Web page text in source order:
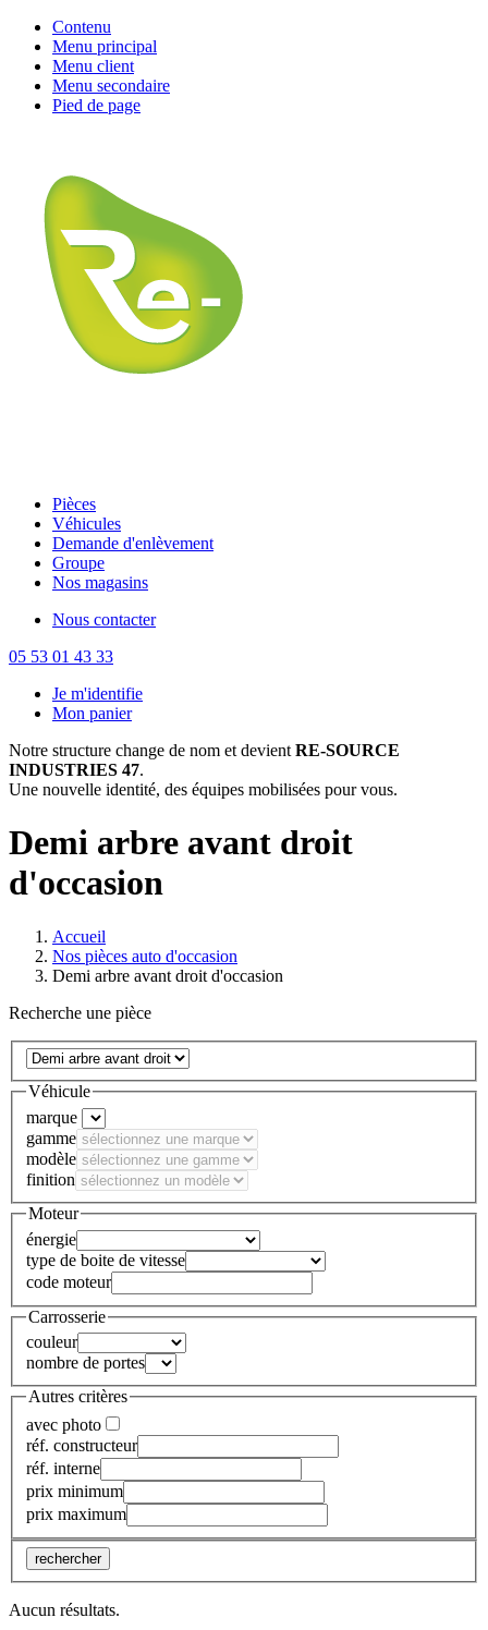
Contenu
Menu principal
Menu client
Menu secondaire
Pied de page
Pièces
Véhicules
Demande d'enlèvement
Groupe
Nos magasins
Nous contacter
05 53 01 43 33
Je m'identifie
Mon panier
Notre structure change de nom et devient RE-SOURCE
INDUSTRIES 47.
Une nouvelle identité, des équipes mobilisées pour vous.
Demi arbre avant droit
d'occasion
Accueil
Nos pièces auto d'occasion
Demi arbre avant droit d'occasion
Recherche une pièce
Véhicule
marque
gamme
modèle
finition
Moteur
énergie
type de boite de vitesse
code moteur
Carrosserie
couleur
nombre de portes
Autres critères
avec photo
réf. constructeur
réf. interne
prix minimum
prix maximum
rechercher
Aucun résultats.